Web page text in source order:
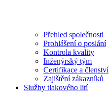
Přehled společnosti
Prohlášení o poslání
Kontrola kvality
Inženýrský tým
Certifikace a členství
Zajištění zákazníků
Služby tlakového lití